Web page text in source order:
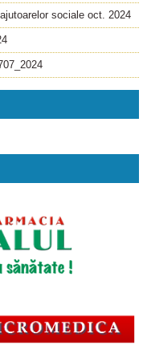
sociale oct. 2024